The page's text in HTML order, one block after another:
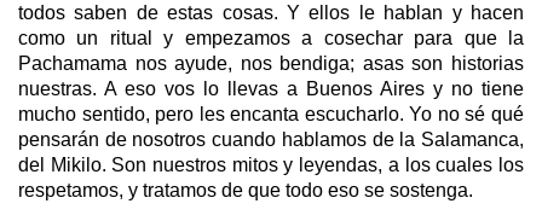
todos saben de estas cosas. Y ellos le hablan y hacen
como un ritual y empezamos a cosechar para que la
Pachamama nos ayude, nos bendiga; asas son historias
nuestras. A eso vos lo llevas a Buenos Aires y no tiene
mucho sentido, pero les encanta escucharlo. Yo no sé qué
pensarán de nosotros cuando hablamos de la Salamanca,
del Mikilo. Son nuestros mitos y leyendas, a los cuales los
respetamos, y tratamos de que todo eso se sostenga.